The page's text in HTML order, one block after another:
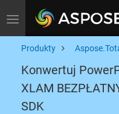
Toggle navigation
Produkty
Konwertuj
XLAM
SDK